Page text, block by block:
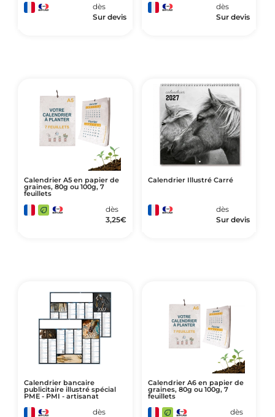
dès
Sur devis
dès
Sur devis
Calendrier A5 en papier de
graines, 80g ou 100g, 7
feuillets
dès
3,25€
Calendrier Illustré Carré
dès
Sur devis
Calendrier bancaire
publicitaire illustré spécial
PME - PMI - artisanat
dès
Calendrier A6 en papier de
graines, 80g ou 100g, 7
feuillets
dès